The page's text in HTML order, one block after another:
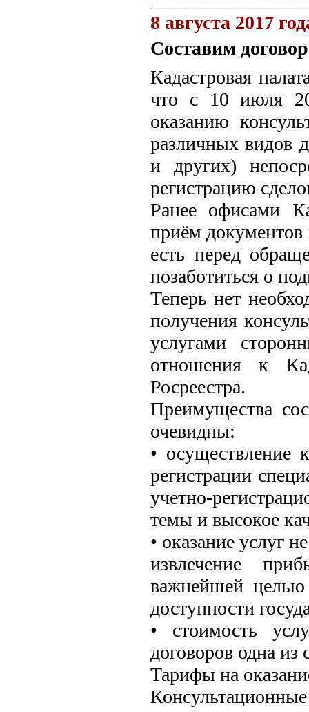
8 августа 2017
Составим
Кадастровая
что с 10 июля
оказанию
различных видов
и других)
регистрацию
Ранее офисами
приём документов
есть перед
позаботиться о
Теперь нет
получения
услугами
отношения к
Росреестра.
Преимущества
очевидны:
• осуществление
регистрации
учетно-
темы и высокое
• оказание услуг
извлечение
важнейшей целью
доступности
• стоимость
договоров одна
Тарифы на
Консультационные